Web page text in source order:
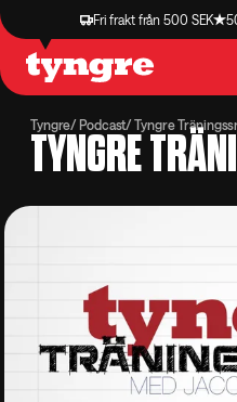
Fri frakt från 500 SEK
Butik Recept
Tyngre Podcast Tyngre
TYNGRE